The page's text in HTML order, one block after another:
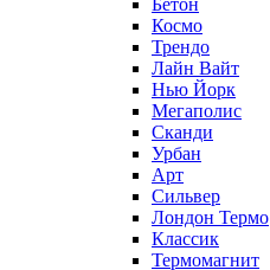
Бетон
Космо
Трендо
Лайн Вайт
Нью Йорк
Мегаполис
Сканди
Урбан
Арт
Сильвер
Лондон Термо
Классик
Термомагнит